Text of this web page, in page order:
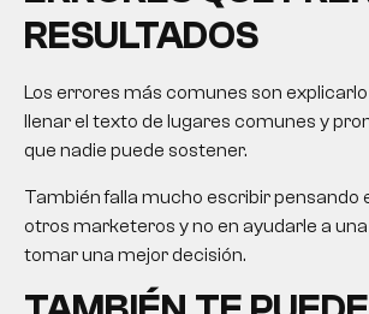
RESULTADOS
Los errores más comunes son
llenar el texto de lugares comunes y
que nadie puede sostener.
También falla mucho escribir pensando
otros marketeros y no en ayudarle a
tomar una mejor decisión.